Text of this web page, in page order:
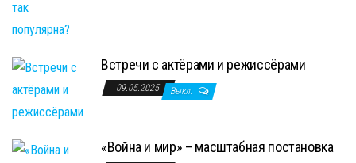
Встречи с актёрами и режиссёрами
09.05.2025 Выкл.
«Война и мир» – масштабная постановка